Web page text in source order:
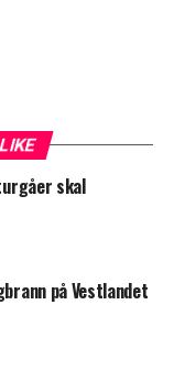
skal
på Vestlandet